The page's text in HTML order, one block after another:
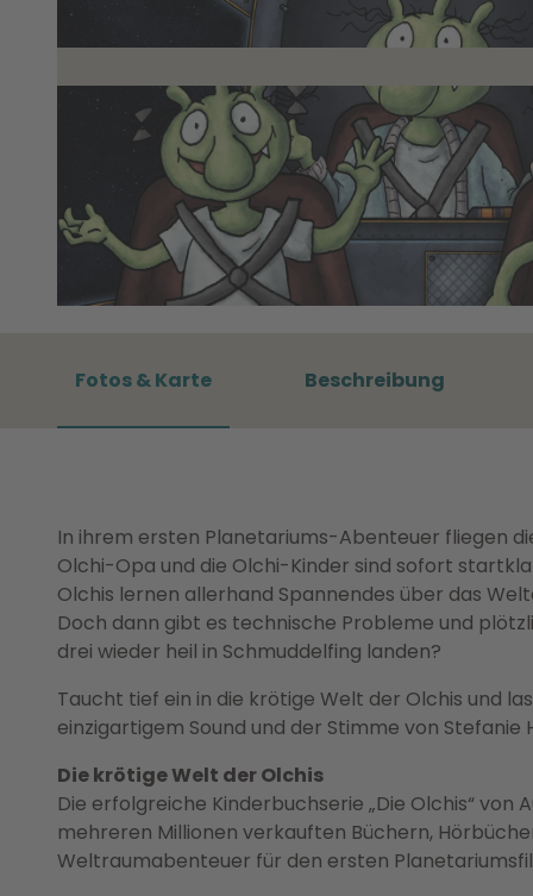
Fotos & Karte Beschreibung
In ihrem ersten Planetariums-Abenteuer fliegen
Olchi-Opa und die Olchi-Kinder sind sofort
Olchis lernen allerhand Spannendes über das
Doch dann gibt es technische Probleme und
drei wieder heil in Schmuddelfing landen?
Taucht tief ein in die krötige Welt der Olchis und
einzigartigem Sound und der Stimme von Stefanie
Die krötige Welt der Olchis
Die erfolgreiche Kinderbuchserie „Die Olchis“
mehreren Millionen verkauften Büchern,
Weltraumabenteuer für den ersten